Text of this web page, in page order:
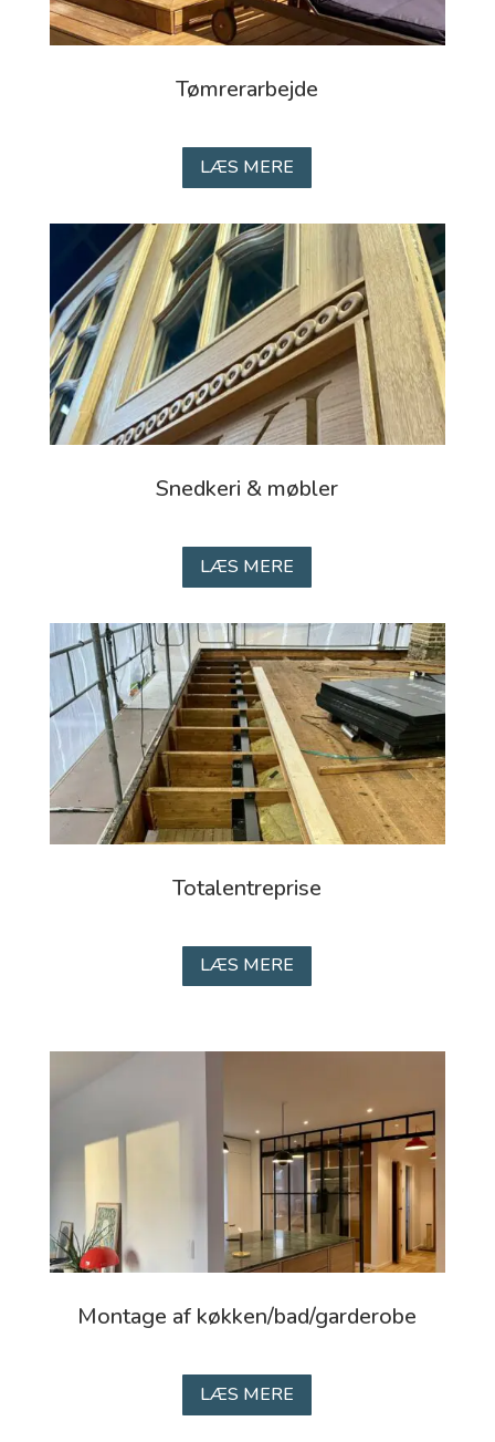
Tømrerarbejde
LÆS MERE
Snedkeri & møbler
LÆS MERE
Totalentreprise
LÆS MERE
Montage af køkken/bad/garderobe
LÆS MERE